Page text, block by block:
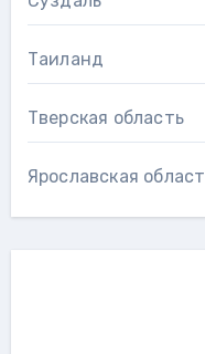
Таиланд
Тверская область
Ярославская